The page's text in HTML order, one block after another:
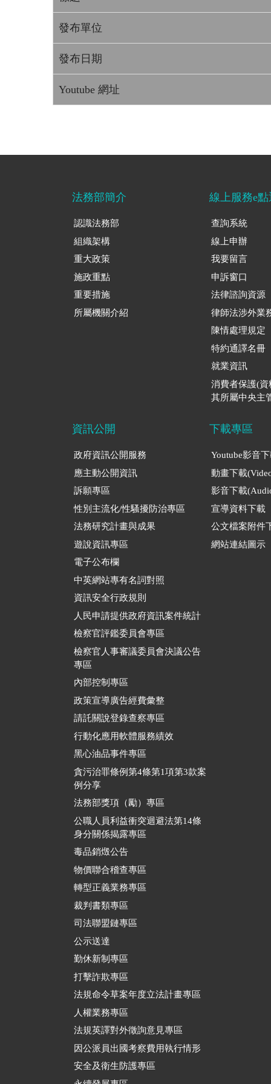
發布單位
發布日期
Youtube 網址
法務部簡介
認識法務部
組織架構
重大政策
施政重點
重要措施
所屬機關介紹
線上服務e點
查詢系統
線上申辦
我要留言
申訴窗口
法律諮詢資源
律師法涉外業
陳情處理規定
特約通譯名冊
就業資訊
消費者保護(
其所屬中央主
資訊公開
政府資訊公開服務
應主動公開資訊
訴願專區
性別主流化/性騷擾防治專區
法務研究計畫與成果
遊說資訊專區
電子公布欄
中英網站專有名詞對照
資訊安全行政規則
人民申請提供政府資訊案件統計
檢察官評鑑委員會專區
檢察官人事審議委員會決議公告
專區
內部控制專區
政策宣導廣告經費彙整
請託關說登錄查察專區
行動化應用軟體服務績效
黑心油品事件專區
貪污治罪條例第4條第1項第3款案
例分享
法務部獎項（勵）專區
公職人員利益衝突迴避法第14條
身分關係揭露專區
毒品銷燬公告
物價聯合稽查專區
轉型正義業務專區
裁判書類專區
司法聯盟鏈專區
公示送達
勤休新制專區
打擊詐欺專區
法規命令草案年度立法計畫專區
人權業務專區
法規英譯對外徵詢意見專區
因公派員出國考察費用執行情形
安全及衛生防護專區
下載專區
Youtube影音
動畫下載
影音下載
宣導資料下載
公文檔案附件
網站連結圖示